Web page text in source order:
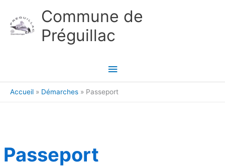
Commune de
Préguillac
Menu
principal
Accueil Démarches Passeport
Passeport